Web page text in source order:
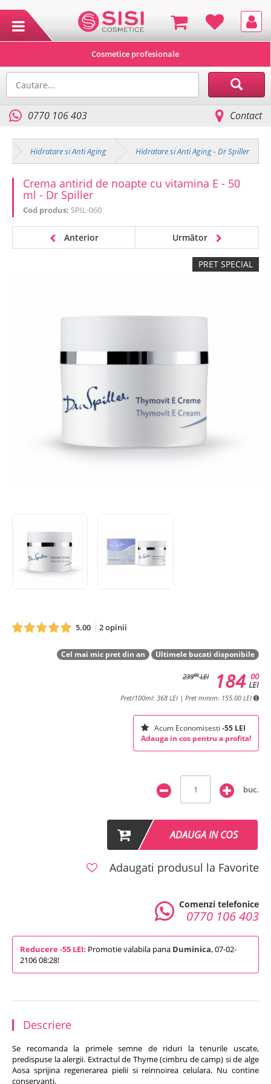
Cosmetice profesionale
0770 106 403 Contact
Hidratare si Anti Aging Hidratare si Anti Aging - Dr Spiller
Crema antirid de noapte cu vitamina E - 50
ml - Dr Spiller
Cod produs: SPIL-060
Anterior Următor
PRET SPECIAL
5.00 2 opinii
Cel mai mic pret din an Ultimele bucati disponibile
23900LEI 00
LEI
184
Pret/100ml: 368 LEI | Pret minim: 155.00 LEI
Acum Economisesti -55 LEI
Adauga in cos pentru a profita!
buc.
ADAUGA IN COS
Adaugati produsul la Favorite
Comenzi telefonice
0770 106 403
Reducere -55 LEI: Promotie valabila pana Duminica, 07-02-
2106 08:28!
Descriere
Se recomanda la primele semne de riduri la tenurile uscate,
predispuse la alergii. Extractul de Thyme (cimbru de camp) si de alge
Aosa sprijina regenerarea pielii si reinnoirea celulara. Nu contine
conservanti.